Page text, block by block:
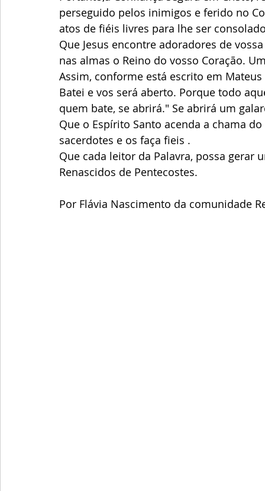
perseguido pelos inimigos e ferido no
atos de fiéis livres para lhe ser
Que Jesus encontre adoradores de
nas almas o Reino do vosso Coração.
Assim, conforme está escrito em
Batei e vos será aberto. Porque todo
quem bate, se abrirá." Se abrirá um
Que o Espírito Santo acenda a chama
sacerdotes e os faça fieis .
Que cada leitor da Palavra, possa
Renascidos de Pentecostes.
Por Flávia Nascimento da comunidade